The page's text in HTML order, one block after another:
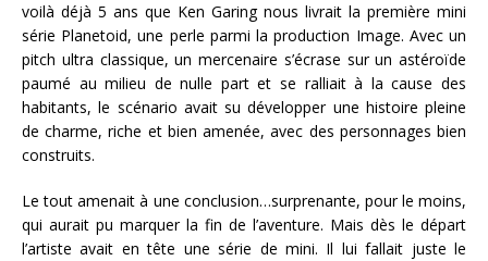
voilà déjà 5 ans que Ken Garing nous livrait la première mini
série Planetoid, une perle parmi la production Image. Avec un
pitch ultra classique, un mercenaire s’écrase sur un astéroïde
paumé au milieu de nulle part et se ralliait à la cause des
habitants, le scénario avait su développer une histoire pleine
de charme, riche et bien amenée, avec des personnages bien
construits.
Le tout amenait à une conclusion…surprenante, pour le moins,
qui aurait pu marquer la fin de l’aventure. Mais dès le départ
l’artiste avait en tête une série de mini. Il lui fallait juste le